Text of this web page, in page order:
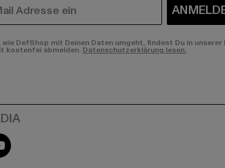
DefShop mit Deinen Daten umgeht, findest Du in
kostenfei abmelden. Datenschutzerklärung lesen.
YouTube